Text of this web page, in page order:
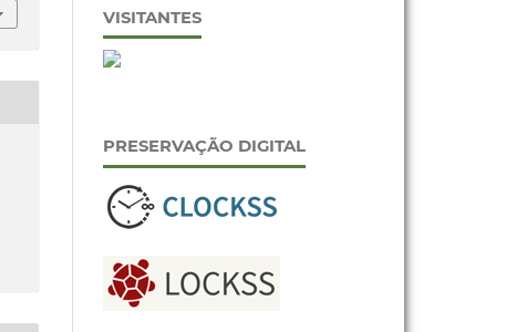
VISITANTES
PRESERVAÇÃO DIGITAL